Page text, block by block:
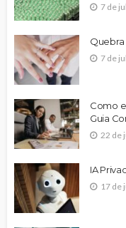
7 de
Quebra
7 de
Como
Guia
22 de
IA
17 de